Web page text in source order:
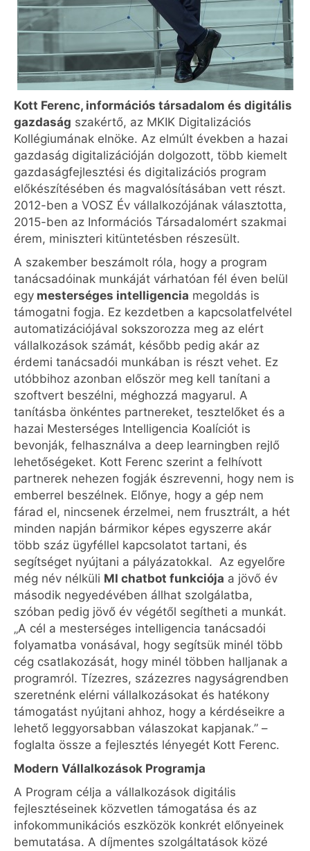
Kott Ferenc, információs társadalom és digitális
gazdaság szakértő, az MKIK Digitalizációs
Kollégiumának elnöke. Az elmúlt években a hazai
gazdaság digitalizációján dolgozott, több kiemelt
gazdaságfejlesztési és digitalizációs program
előkészítésében és magvalósításában vett részt.
2012-ben a VOSZ Év vállalkozójának választotta,
2015-ben az Információs Társadalomért szakmai
érem, miniszteri kitüntetésben részesült.
A szakember beszámolt róla, hogy a program
tanácsadóinak munkáját várhatóan fél éven belül
egy mesterséges intelligencia megoldás is
támogatni fogja. Ez kezdetben a kapcsolatfelvétel
automatizációjával sokszorozza meg az elért
vállalkozások számát, később pedig akár az
érdemi tanácsadói munkában is részt vehet. Ez
utóbbihoz azonban először meg kell tanítani a
szoftvert beszélni, méghozzá magyarul. A
tanításba önkéntes partnereket, tesztelőket és a
hazai Mesterséges Intelligencia Koalíciót is
bevonják, felhasználva a deep learningben rejlő
lehetőségeket. Kott Ferenc szerint a felhívott
partnerek nehezen fogják észrevenni, hogy nem is
emberrel beszélnek. Előnye, hogy a gép nem
fárad el, nincsenek érzelmei, nem frusztrált, a hét
minden napján bármikor képes egyszerre akár
több száz ügyféllel kapcsolatot tartani, és
segítséget nyújtani a pályázatokkal. Az egyelőre
még név nélküli MI chatbot funkciója a jövő év
második negyedévében állhat szolgálatba,
szóban pedig jövő év végétől segítheti a munkát.
„A cél a mesterséges intelligencia tanácsadói
folyamatba vonásával, hogy segítsük minél több
cég csatlakozását, hogy minél többen halljanak a
programról. Tízezres, százezres nagyságrendben
szeretnénk elérni vállalkozásokat és hatékony
támogatást nyújtani ahhoz, hogy a kérdéseikre a
lehető leggyorsabban válaszokat kapjanak.” –
foglalta össze a fejlesztés lényegét Kott Ferenc.
Modern Vállalkozások Programja
A Program célja a vállalkozások digitális
fejlesztéseinek közvetlen támogatása és az
infokommunikációs eszközök konkrét előnyeinek
bemutatása. A díjmentes szolgáltatások közé